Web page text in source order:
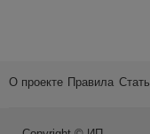
О проекте Правила